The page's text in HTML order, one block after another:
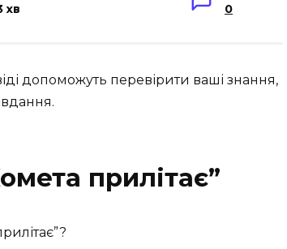
хв 0
допоможуть перевірити ваші знання,
прилітає”